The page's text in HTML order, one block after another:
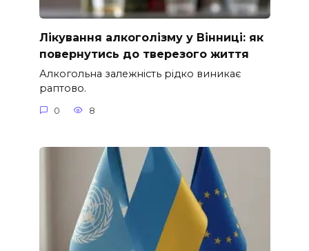
Лікування алкоголізму у Вінниці: як
повернутись до тверезого життя
Алкогольна залежність рідко виникає
раптово.
0 8